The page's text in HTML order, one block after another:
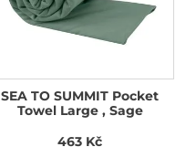
SEA TO SUMMIT Pocket
Towel Large , Sage
463 Kč